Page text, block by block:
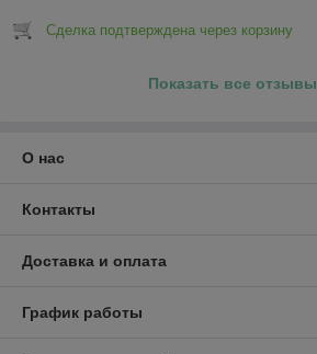
Сделка подтверждена через корзину
Показать все отзывы
О нас
Контакты
Доставка и оплата
График работы